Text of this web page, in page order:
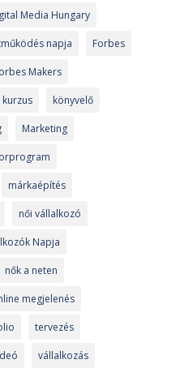
Media Hungary
napja Forbes
Makers
kurzus könyvelő
Marketing
márkaépítés
női vállalkozó
Napja
nők a neten
megjelenés
tervezés
vállalkozás